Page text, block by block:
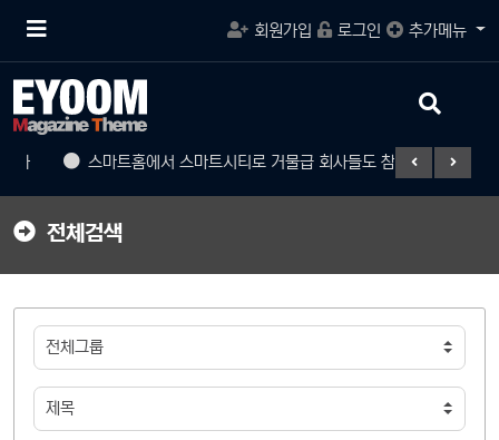
메
튼
회원가입 로그인 추가메뉴
스마트홈에서 스마트시티로 거물급 회사들도 참여
검
버
전체검색